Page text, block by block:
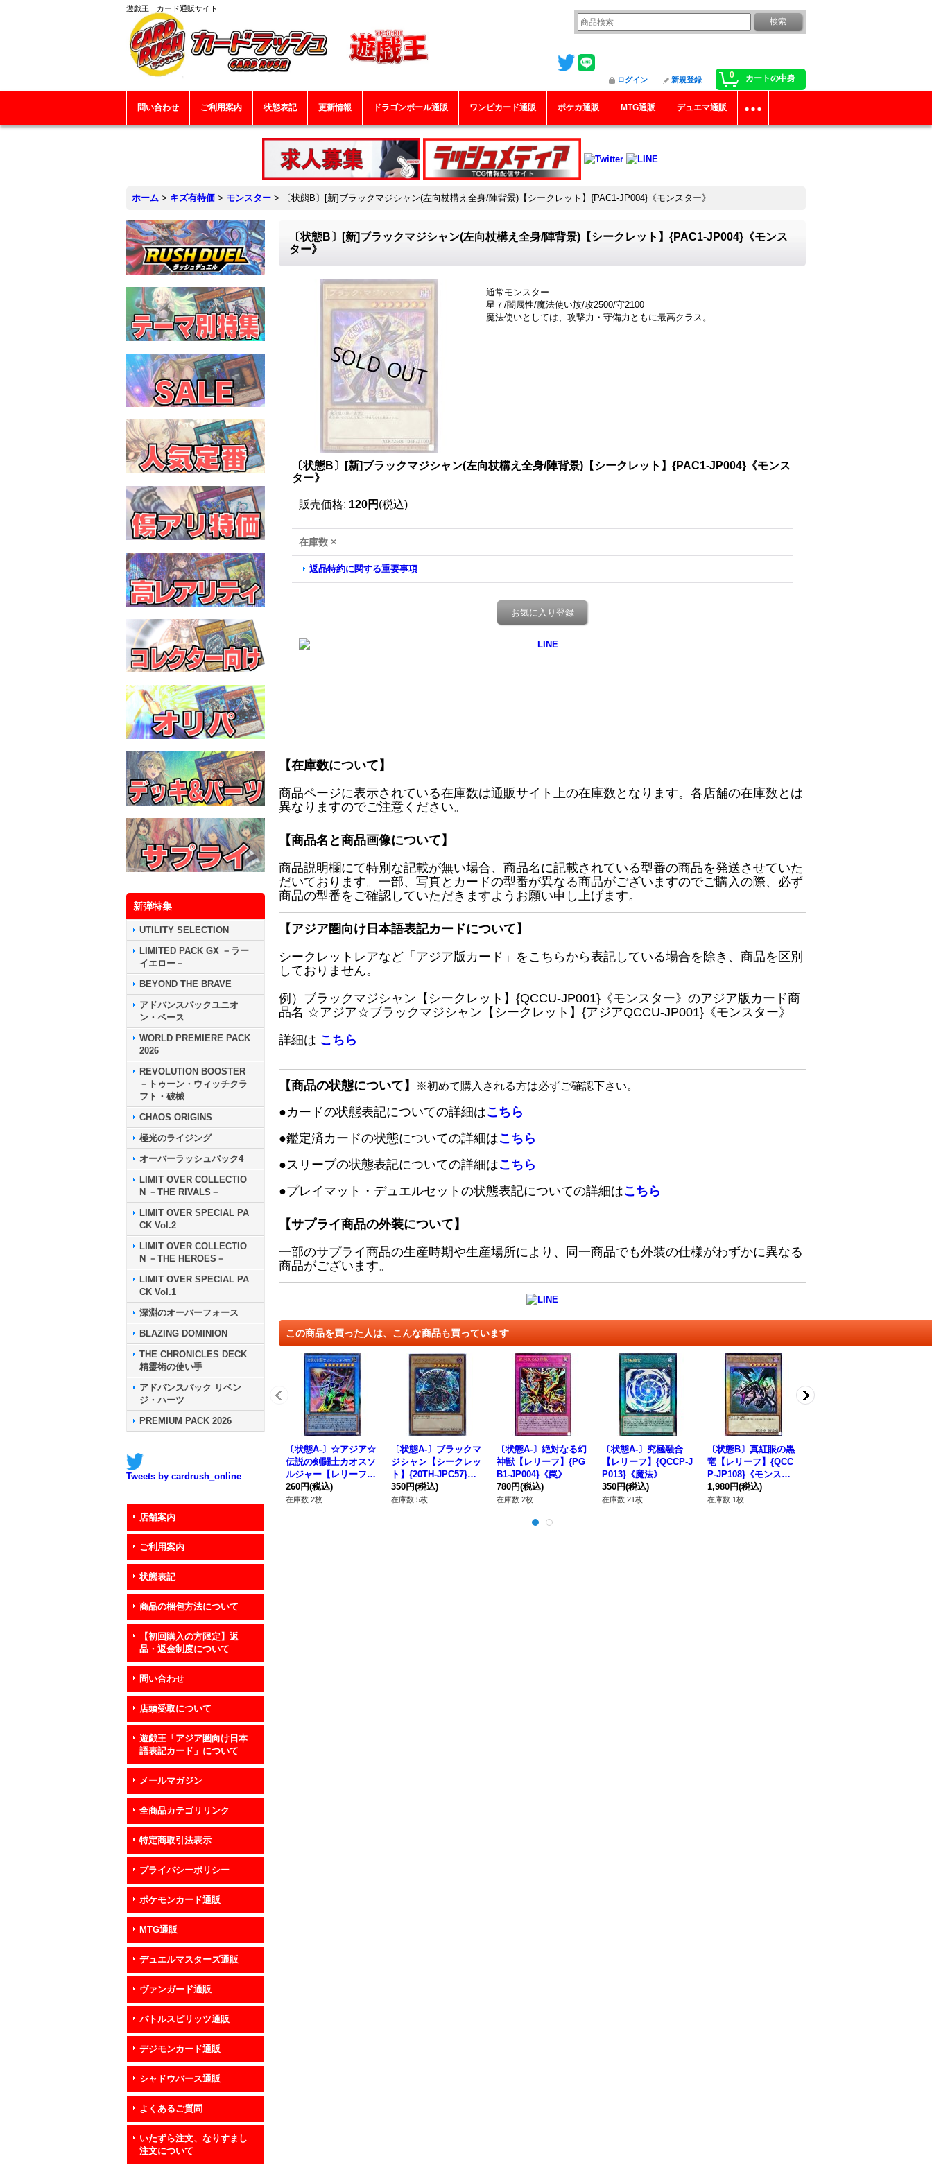
遊戯王 カード通販サイト
0 カートの中身
ログイン 新規登録
問い合わせ ご利用案内 状態表記 更新情報 ドラゴンボール通販 ワンピカード通販 ポケカ通販 MTG通販 デュエマ通販
ホーム > キズ有特価 > モンスター > 〔状態B〕[新]ブラックマジシャン(左向杖構え全身/陣背景)【シークレット】{PAC1-JP004}《モンスター》
新弾特集
UTILITY SELECTION
LIMITED PACK GX －ラー
イエロー－
BEYOND THE BRAVE
アドバンスパックユニオ
ン・ベース
WORLD PREMIERE PACK
2026
REVOLUTION BOOSTER
－トゥーン・ウィッチクラ
フト・破械
CHAOS ORIGINS
極光のライジング
オーバーラッシュパック4
LIMIT OVER COLLECTIO
N －THE RIVALS－
LIMIT OVER SPECIAL PA
CK Vol.2
LIMIT OVER COLLECTIO
N －THE HEROES－
LIMIT OVER SPECIAL PA
CK Vol.1
深淵のオーバーフォース
BLAZING DOMINION
THE CHRONICLES DECK
精霊術の使い手
アドバンスパック リベン
ジ・ハーツ
PREMIUM PACK 2026
Tweets by cardrush_online
店舗案内
ご利用案内
状態表記
商品の梱包方法について
【初回購入の方限定】返
品・返金制度について
問い合わせ
店頭受取について
遊戯王「アジア圏向け日本
語表記カード」について
メールマガジン
全商品カテゴリリンク
特定商取引法表示
プライバシーポリシー
ポケモンカード通販
MTG通販
デュエルマスターズ通販
ヴァンガード通販
バトルスピリッツ通販
デジモンカード通販
シャドウバース通販
よくあるご質問
いたずら注文、なりすまし
注文について
〔状態B〕[新]ブラックマジシャン(左向杖構え全身/陣背景)【シークレット】{PAC1-JP004}《モンス
ター》
通常モンスター
星７/闇属性/魔法使い族/攻2500/守2100
魔法使いとしては、攻撃力・守備力ともに最高クラス。
〔状態B〕[新]ブラックマジシャン(左向杖構え全身/陣背景)【シークレット】{PAC1-JP004}《モンス
ター》
販売価格: 120円 (税込)
在庫数 ×
返品特約に関する重要事項
お気に入り登録
【在庫数について】
商品ページに表示されている在庫数は通販サイト上の在庫数となります。各店舗の在庫数とは
異なりますのでご注意ください。
【商品名と商品画像について】
商品説明欄にて特別な記載が無い場合、商品名に記載されている型番の商品を発送させていた
だいております。一部、写真とカードの型番が異なる商品がございますのでご購入の際、必ず
商品の型番をご確認していただきますようお願い申し上げます。
【アジア圏向け日本語表記カードについて】
シークレットレアなど「アジア版カード」をこちらから表記している場合を除き、商品を区別
しておりません。
例）ブラックマジシャン【シークレット】{QCCU-JP001}《モンスター》のアジア版カード商
品名 ☆アジア☆ブラックマジシャン【シークレット】{アジアQCCU-JP001}《モンスター》
詳細は こちら
【商品の状態について】 ※初めて購入される方は必ずご確認下さい。
●カードの状態表記についての詳細はこちら
●鑑定済カードの状態についての詳細はこちら
●スリーブの状態表記についての詳細はこちら
●プレイマット・デュエルセットの状態表記についての詳細はこちら
【サプライ商品の外装について】
一部のサプライ商品の生産時期や生産場所により、同一商品でも外装の仕様がわずかに異なる
商品がございます。
この商品を買った人は、こんな商品も買っています
〔状態A-〕☆アジア☆
伝説の剣闘士カオスソ
ルジャー【レリーフ】
{アジアHC01-JP004}
《儀式》
260円(税込)
在庫数 2枚
〔状態A-〕ブラックマ
ジシャン【シークレッ
ト】{20TH-JPC57}
《モンスター》
350円(税込)
在庫数 5枚
〔状態A-〕絶対なる幻
神獣【レリーフ】{PG
B1-JP004}《罠》
780円(税込)
在庫数 2枚
〔状態A-〕究極融合
【レリーフ】{QCCP-J
P013}《魔法》
350円(税込)
在庫数 21枚
〔状態B〕真紅眼の黒
竜【レリーフ】{QCC
P-JP108}《モンスタ
ー》
1,980円(税込)
在庫数 1枚